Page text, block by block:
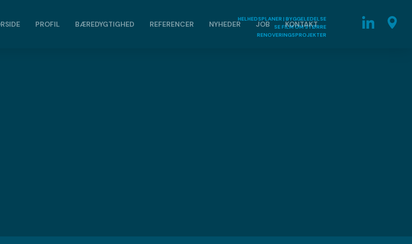
PROFIL BÆREDYGTIGHED REFERENCER NYHEDER JOB KONTAKT
HELHEDSPLANER | BYGGELEDELSE
​SE FILM OM STØRRE
RENOVERINGSPROJEKTER